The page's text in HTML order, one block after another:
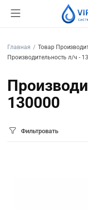
Главная
Товар
Производительность л/ч -
130000
Фильтровать